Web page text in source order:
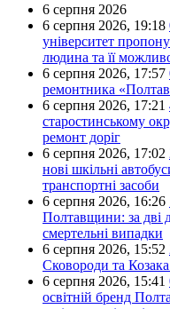
6 серпня 2026
6 серпня 2026, 19:18
університет
людина та її
6 серпня 2026, 17:57
ремонтника
6 серпня 2026, 17:21
старостинському
ремонт доріг
6 серпня 2026, 17:02
нові шкільні
транспортні засоби
6 серпня 2026, 16:26
Полтавщини: за дві
смертельні випадки
6 серпня 2026, 15:52
Сковороди та
6 серпня 2026, 15:41
освітній бренд